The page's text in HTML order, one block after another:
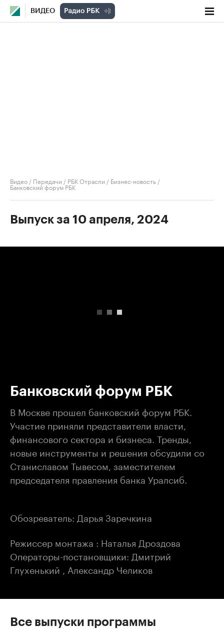
ВИДЕО
Видео / Передачи / РБК Отрасли / Бизнес-новость /
Банковский форум РБК
Выпуск за 10 апреля, 2024
Банковский форум РБК
В Москве прошел банковский форум РБК.
Участие приняли представители власти,
финансового сектора и бизнеса. Тренды,
новые инструменты и решения обсудили со
Станиславом Тывесом, заместителем
председателя правления банка Уралсиб.
Обозреватель: Дарья Заречкина
Режиссер монтажа : Наталья Дроздова
Операторы-постановщики: Дмитрий
Глухенький , Александр Челиков
Все выпуски программы